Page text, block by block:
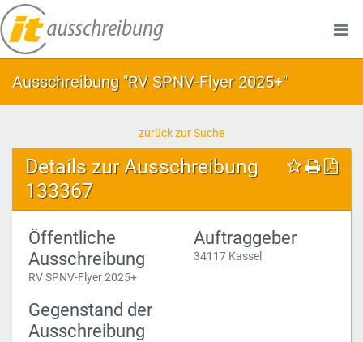
Ausschreibung "RV SPNV-Flyer 2025+"
zurück zur Suche
Details zur Ausschreibung
133367
Öffentliche
Ausschreibung
RV SPNV-Flyer 2025+
Gegenstand der
Ausschreibung
Auftraggeber
34117 Kassel